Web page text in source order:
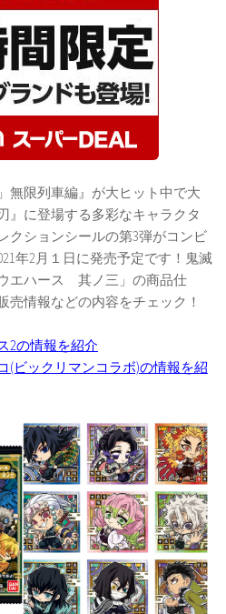
無限列車編』が大ヒット中で大
』に登場する多彩なキャラクタ
クションシールの第3弾がコンビ
年2月１日に発売予定です！鬼滅
エハース 其ノ三」の商品仕
売情報などの内容をチェック！
2の情報を紹介
(ビックリマンコラボ)の情報を紹